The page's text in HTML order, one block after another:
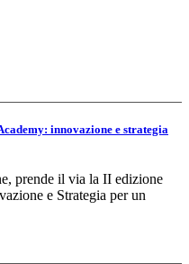
innovazione e strategia
prende il via la II edizione
e Strategia per un